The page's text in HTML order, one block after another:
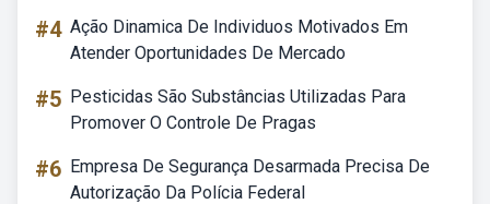
#4 Ação Dinamica De Individuos Motivados Em
Atender Oportunidades De Mercado
#5 Pesticidas São Substâncias Utilizadas Para
Promover O Controle De Pragas
#6 Empresa De Segurança Desarmada Precisa De
Autorização Da Polícia Federal